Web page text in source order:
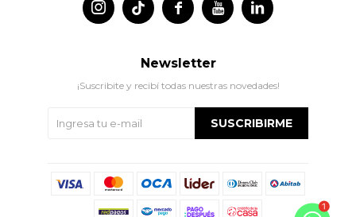
 
 
Newsletter
¡Suscribite y recibí todas nuestras novedades!
SUSCRIBIRME